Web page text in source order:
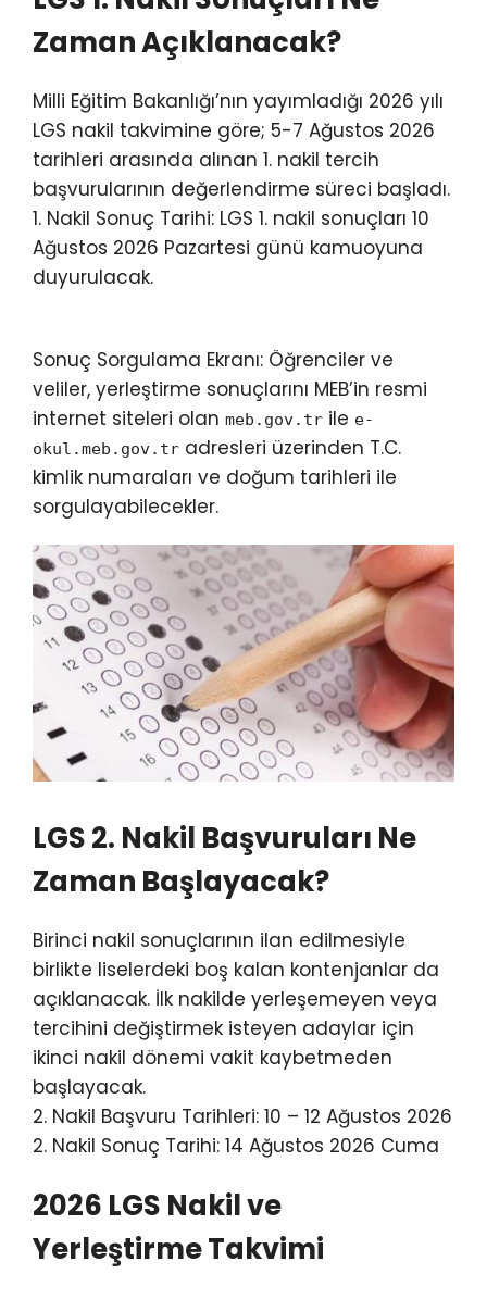
Zaman Açıklanacak?
Milli Eğitim Bakanlığı’nın yayımladığı 2026 yılı
LGS nakil takvimine göre; 5-7 Ağustos 2026
tarihleri arasında alınan 1. nakil tercih
başvurularının değerlendirme süreci başladı.
1. Nakil Sonuç Tarihi: LGS 1. nakil sonuçları 10
Ağustos 2026 Pazartesi günü kamuoyuna
duyurulacak.
Sonuç Sorgulama Ekranı: Öğrenciler ve
veliler, yerleştirme sonuçlarını MEB’in resmi
internet siteleri olan meb.gov.tr ile e-
okul.meb.gov.tr adresleri üzerinden T.C.
kimlik numaraları ve doğum tarihleri ile
sorgulayabilecekler.
LGS 2. Nakil Başvuruları Ne
Zaman Başlayacak?
Birinci nakil sonuçlarının ilan edilmesiyle
birlikte liselerdeki boş kalan kontenjanlar da
açıklanacak. İlk nakilde yerleşemeyen veya
tercihini değiştirmek isteyen adaylar için
ikinci nakil dönemi vakit kaybetmeden
başlayacak.
2. Nakil Başvuru Tarihleri: 10 – 12 Ağustos 2026
2. Nakil Sonuç Tarihi: 14 Ağustos 2026 Cuma
2026 LGS Nakil ve
Yerleştirme Takvimi